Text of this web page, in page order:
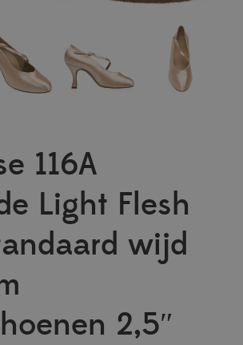
116A
Light Flesh
wijd
2,5″